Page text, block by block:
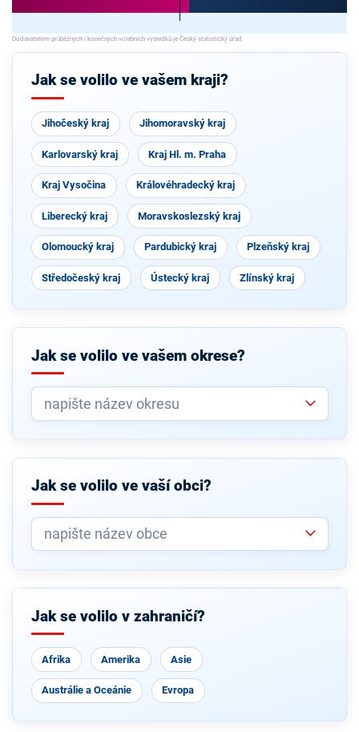
Jak se volilo ve vašem kraji?
Jihočeský kraj Jihomoravský kraj
Karlovarský kraj Kraj Hl. m. Praha
Kraj Vysočina Královéhradecký kraj
Liberecký kraj Moravskoslezský kraj
Olomoucký kraj Pardubický kraj Plzeňský kraj
Středočeský kraj Ústecký kraj Zlínský kraj
Jak se volilo ve vašem okrese?
Jak se volilo ve vaší obci?
Jak se volilo v zahraničí?
Afrika Amerika Asie
Austrálie a Oceánie Evropa